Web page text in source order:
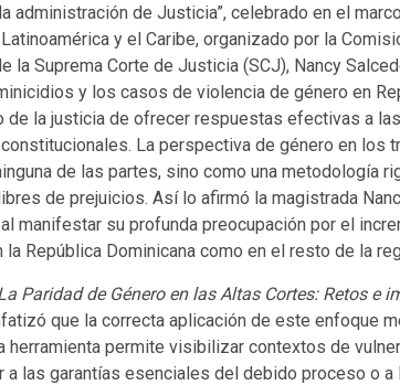
administración de Justicia”, celebrado en el
y el Caribe, organizado por la
la Suprema Corte de Justicia (SCJ), Nancy
y los casos de violencia de género en
de la justicia de ofrecer respuestas efectivas a
La perspectiva de género en los
de las partes, sino como una metodología
de prejuicios. Así lo afirmó la magistrada
manifestar su profunda preocupación por el
República Dominicana como en el resto de la
Paridad de Género en las Altas Cortes: Retos e
que la correcta aplicación de este enfoque
herramienta permite visibilizar contextos de
las garantías esenciales del debido proceso o a